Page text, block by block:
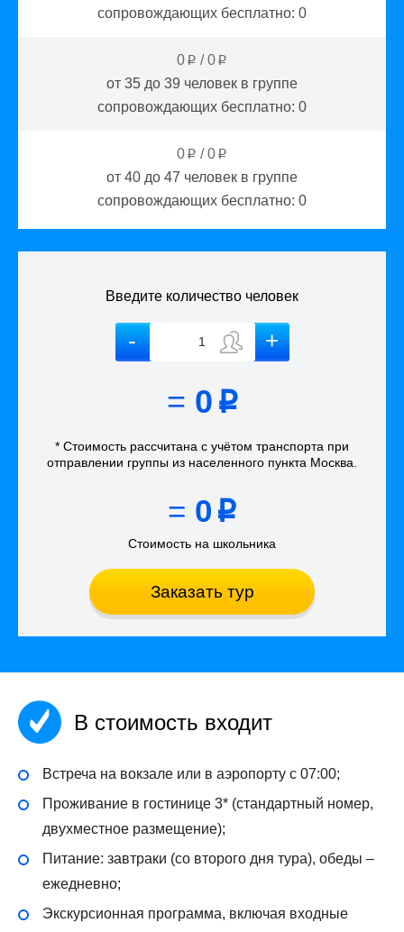
сопровождающих бесплатно: 0
0 p /0 p
от 35 до 39 человек в группе
сопровождающих бесплатно: 0
0 p /0 p
от 40 до 47 человек в группе
сопровождающих бесплатно: 0
Введите количество человек
= 0 p
* Стоимость рассчитана с учётом транспорта при
отправлении группы из населенного пункта Москва
= 0 p
Стоимость на школьника
Заказать тур
В стоимость входит
Встреча на вокзале или в аэропорту с 07:00;
Проживание в гостинице 3* (стандартный номер,
двухместное размещение);
Питание: завтраки (со второго дня тура), обеды –
ежедневно;
Экскурсионная программа, включая входные